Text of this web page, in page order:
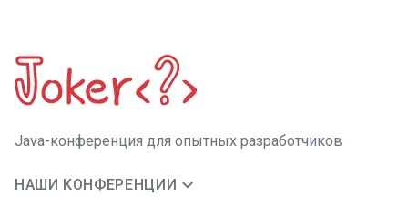
Java-конференция для опытных разработчиков
НАШИ КОНФЕРЕНЦИИ